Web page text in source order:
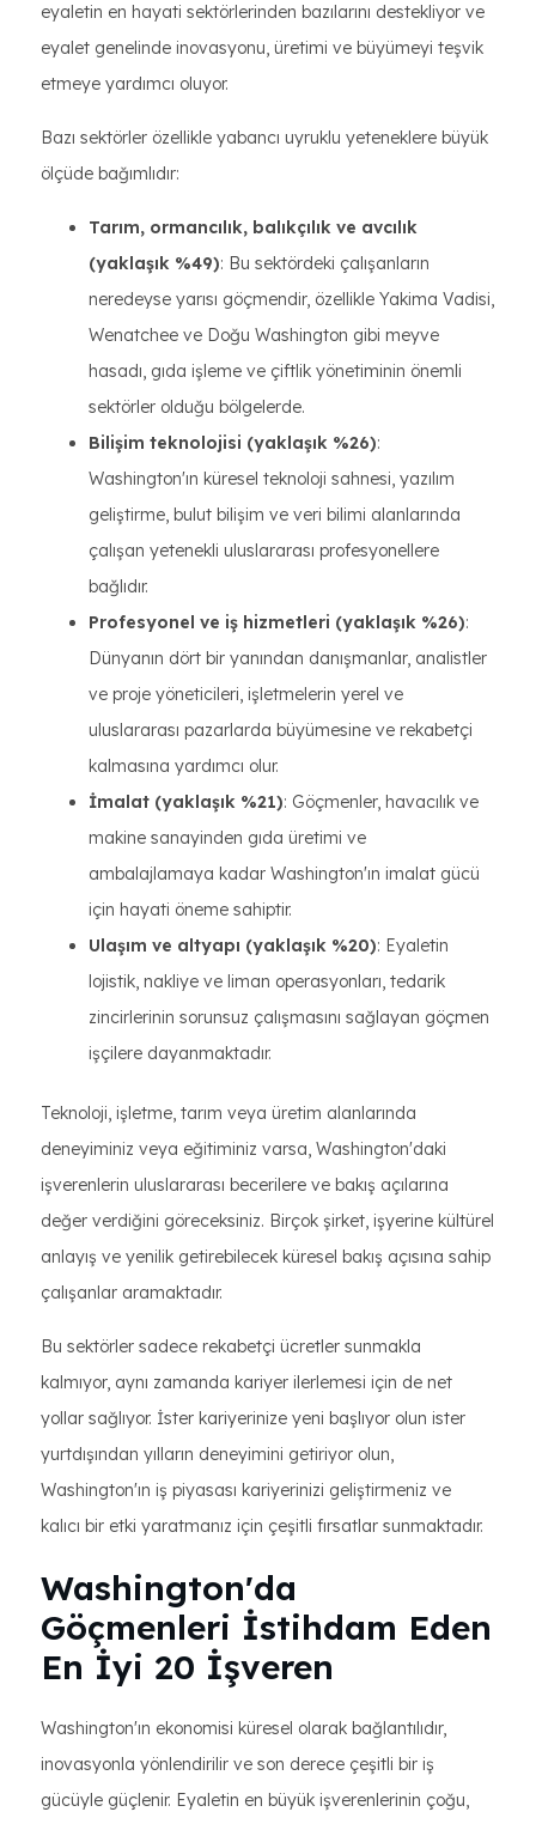
eyaletin en hayati sektörlerinden bazılarını destekliyor ve
eyalet genelinde inovasyonu, üretimi ve büyümeyi teşvik
etmeye yardımcı oluyor.
Bazı sektörler özellikle yabancı uyruklu yeteneklere büyük
ölçüde bağımlıdır:
Tarım, ormancılık, balıkçılık ve avcılık
(yaklaşık %49): Bu sektördeki çalışanların
neredeyse yarısı göçmendir, özellikle Yakima Vadisi,
Wenatchee ve Doğu Washington gibi meyve
hasadı, gıda işleme ve çiftlik yönetiminin önemli
sektörler olduğu bölgelerde.
Bilişim teknolojisi (yaklaşık %26):
Washington'ın küresel teknoloji sahnesi, yazılım
geliştirme, bulut bilişim ve veri bilimi alanlarında
çalışan yetenekli uluslararası profesyonellere
bağlıdır.
Profesyonel ve iş hizmetleri (yaklaşık %26):
Dünyanın dört bir yanından danışmanlar, analistler
ve proje yöneticileri, işletmelerin yerel ve
uluslararası pazarlarda büyümesine ve rekabetçi
kalmasına yardımcı olur.
İmalat (yaklaşık %21): Göçmenler, havacılık ve
makine sanayinden gıda üretimi ve
ambalajlamaya kadar Washington'ın imalat gücü
için hayati öneme sahiptir.
Ulaşım ve altyapı (yaklaşık %20): Eyaletin
lojistik, nakliye ve liman operasyonları, tedarik
zincirlerinin sorunsuz çalışmasını sağlayan göçmen
işçilere dayanmaktadır.
Teknoloji, işletme, tarım veya üretim alanlarında
deneyiminiz veya eğitiminiz varsa, Washington'daki
işverenlerin uluslararası becerilere ve bakış açılarına
değer verdiğini göreceksiniz. Birçok şirket, işyerine kültürel
anlayış ve yenilik getirebilecek küresel bakış açısına sahip
çalışanlar aramaktadır.
Bu sektörler sadece rekabetçi ücretler sunmakla
kalmıyor, aynı zamanda kariyer ilerlemesi için de net
yollar sağlıyor. İster kariyerinize yeni başlıyor olun ister
yurtdışından yılların deneyimini getiriyor olun,
Washington'ın iş piyasası kariyerinizi geliştirmeniz ve
kalıcı bir etki yaratmanız için çeşitli fırsatlar sunmaktadır.
Washington'da
Göçmenleri İstihdam Eden
En İyi 20 İşveren
Washington'ın ekonomisi küresel olarak bağlantılıdır,
inovasyonla yönlendirilir ve son derece çeşitli bir iş
gücüyle güçlenir. Eyaletin en büyük işverenlerinin çoğu,